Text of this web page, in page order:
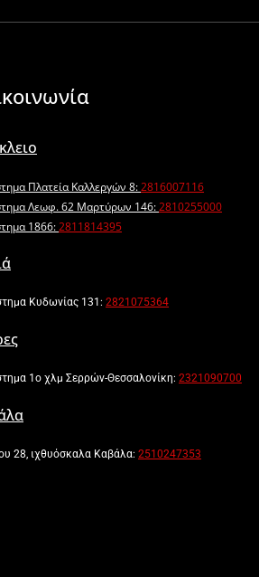
Πλατεία Καλλεργών 8:2816007116
Λεωφ. 62 Μαρτύρων 146:2810255000
1866:2811814395
Κυδωνίας 131: 2821075364
1ο χλμ Σερρών-Θεσσαλονίκη: 2321090700
28, ιχθυόσκαλα Καβάλα: 2510247353